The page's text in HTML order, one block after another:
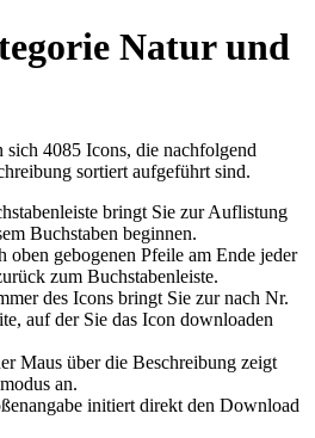
Natur und
4085 Icons, die nachfolgend
sortiert aufgeführt sind.
bringt Sie zur Auflistung
Buchstaben beginnen.
gebogenen Pfeile am Ende jeder
zum Buchstabenleiste.
des Icons bringt Sie zur nach Nr.
auf der Sie das Icon downloaden
Maus über die Beschreibung zeigt
an.
initiert direkt den Download